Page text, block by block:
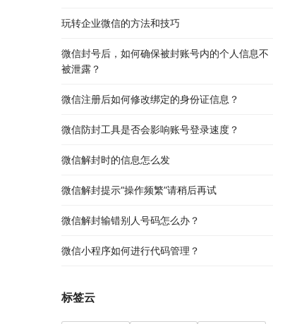
玩转企业微信的方法和技巧
微信封号后，如何确保被封账号内的个人信息不
被泄露？
微信注册后如何修改绑定的身份证信息？
微信防封工具是否会影响账号登录速度？
微信解封时的信息怎么发
微信解封提示“操作频繁”请稍后再试
微信解封输错别人号码怎么办？
微信小程序如何进行代码管理？
标签云